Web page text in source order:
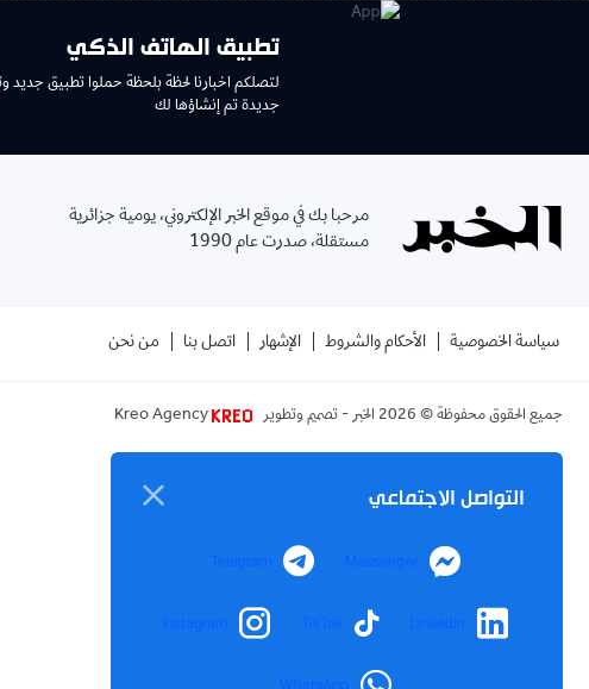
تطبيق الهاتف الذكي
لتصلكم اخبارنا لحظة بلحظة حملوا تطبيق جديد
جديدة تم إنشاؤها لك
مرحبا بك في موقع الخبر الإلكتروني، يومية جزائرية
مستقلة، صدرت عام 1990
سياسة الخصوصية الأحكام والشروط الإشهار اتصل بنا من نحن
جميع الحقوق محفوظة © 2026 الخبر - تصميم وتطوير Kreo Agency
التواصل الاجتماعي
Messenger
Telegram
LinkedIn
TikTok
Instagram